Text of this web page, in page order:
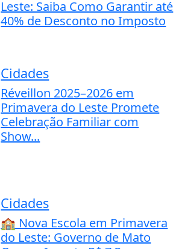
Leste: Saiba Como Garantir até
40% de Desconto no Imposto
Cidades
Réveillon 2025–2026 em
Primavera do Leste Promete
Celebração Familiar com
Show...
Cidades
🏫 Nova Escola em Primavera
do Leste: Governo de Mato